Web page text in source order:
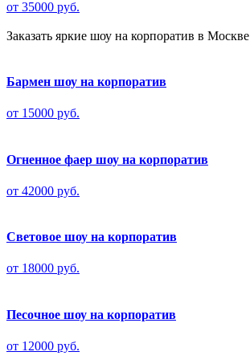
от 35000 руб.
Заказать яркие шоу на корпоратив в Москве
Бармен шоу на корпоратив
от 15000 руб.
Огненное фаер шоу на корпоратив
от 42000 руб.
Световое шоу на корпоратив
от 18000 руб.
Песочное шоу на корпоратив
от 12000 руб.